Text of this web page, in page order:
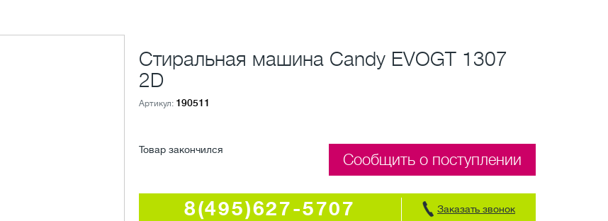
Стиральная машина Candy EVOGT 1307
2D
Артикул: 190511
Товар закончился
Сообщить о поступлении
8(495)627-5707 Заказать звонок